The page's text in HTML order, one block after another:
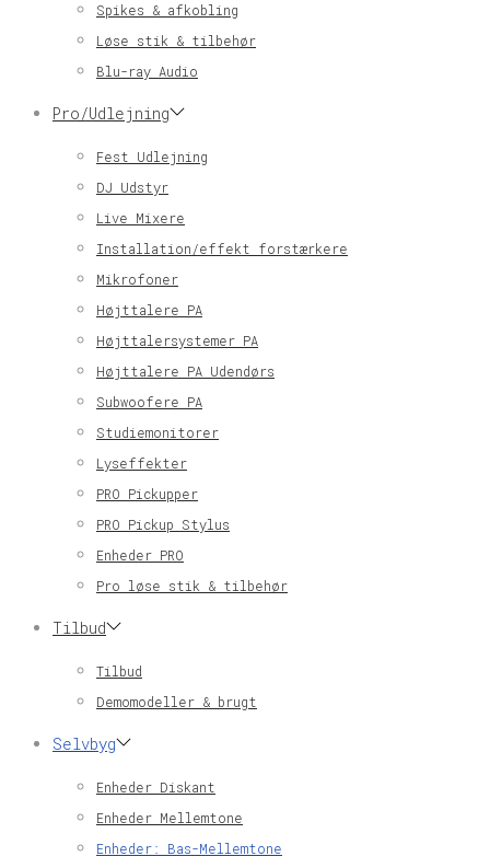
Spikes & afkobling
Løse stik & tilbehør
Blu-ray Audio
Pro/Udlejning
Fest Udlejning
DJ Udstyr
Live Mixere
Installation/effekt forstærkere
Mikrofoner
Højttalere PA
Højttalersystemer PA
Højttalere PA Udendørs
Subwoofere PA
Studiemonitorer
Lyseffekter
PRO Pickupper
PRO Pickup Stylus
Enheder PRO
Pro løse stik & tilbehør
Tilbud
Tilbud
Demomodeller & brugt
Selvbyg
Enheder Diskant
Enheder Mellemtone
Enheder: Bas-Mellemtone